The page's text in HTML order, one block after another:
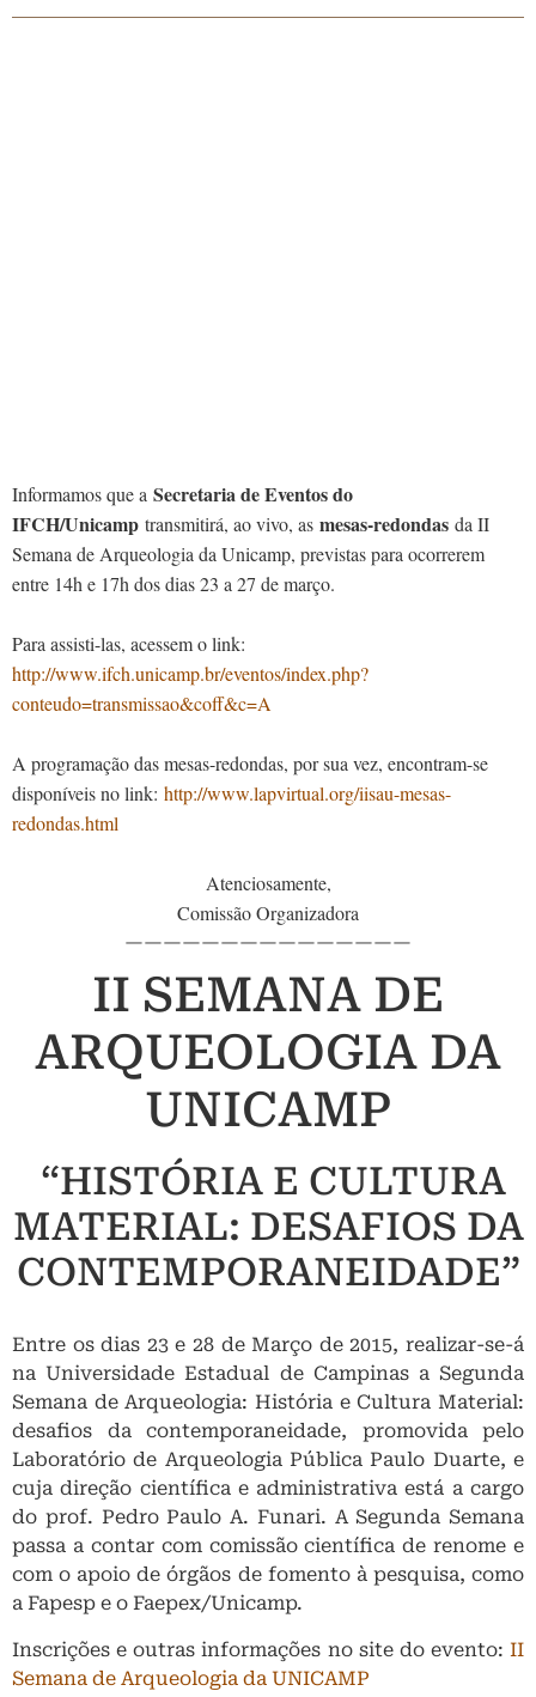
Informamos que a Secretaria de Eventos do
IFCH/Unicamp transmitirá, ao vivo, as mesas-redondas da II
Semana de Arqueologia da Unicamp, previstas para ocorrerem
entre 14h e 17h dos dias 23 a 27 de março.
Para assisti-las, acessem o link:
http://www.ifch.unicamp.br/eventos/index.php?
conteudo=transmissao&coff&c=A
A programação das mesas-redondas, por sua vez, encontram-se
disponíveis no link: http://www.lapvirtual.org/iisau-mesas-
redondas.html
Atenciosamente,
Comissão Organizadora
———————————————
II SEMANA DE
ARQUEOLOGIA DA
UNICAMP
“HISTÓRIA E CULTURA
MATERIAL: DESAFIOS DA
CONTEMPORANEIDADE”
Entre os dias 23 e 28 de Março de 2015, realizar-se-á
na Universidade Estadual de Campinas a Segunda
Semana de Arqueologia: História e Cultura Material:
desafios da contemporaneidade, promovida pelo
Laboratório de Arqueologia Pública Paulo Duarte, e
cuja direção científica e administrativa está a cargo
do prof. Pedro Paulo A. Funari. A Segunda Semana
passa a contar com comissão científica de renome e
com o apoio de órgãos de fomento à pesquisa, como
a Fapesp e o Faepex/Unicamp.
Inscrições e outras informações no site do evento: II
Semana de Arqueologia da UNICAMP